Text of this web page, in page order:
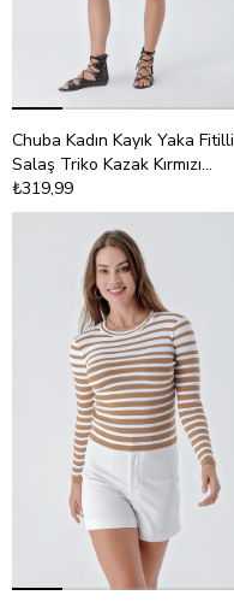
Chuba Kadın Kayık Yaka Fitilli
Salaş Triko Kazak Kırmızı
24W109
₺319,99